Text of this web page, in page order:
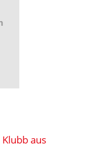
aus